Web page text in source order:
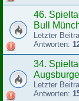
46.
Bull
Letzter
Antworten:
34.
Letzter
Antworten: